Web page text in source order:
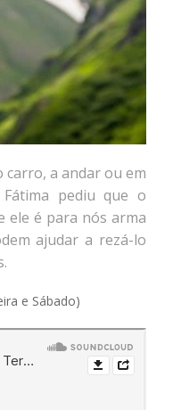
a andar ou em
pediu que o
ele é para nós arma
ajudar a rezá-lo
e Sábado)